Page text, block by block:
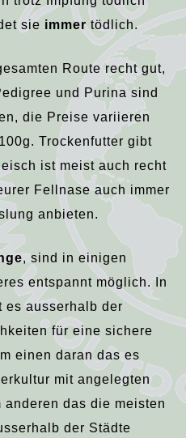
sie immer tödlich.
Route recht gut,
und Purina sind
die Preise variieren
Trockenfutter gibt
ist meist auch recht
Fellnase auch immer
anbieten.
, sind in einigen
entspannt möglich. In
es ausserhalb der
für eine sichere
einen daran das es
mit angelegten
das die meisten
der Städte